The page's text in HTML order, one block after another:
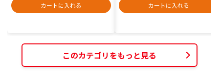
カートに入れる
カートに入れる
このカテゴリをもっと見る